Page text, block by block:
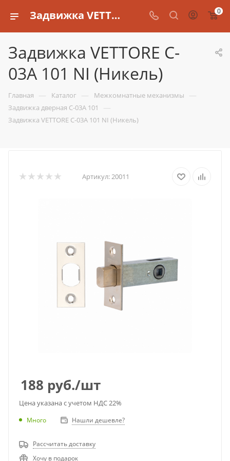
Задвижка VETTORE C-03A 101 NI (Никель) 0
Задвижка VETTORE C-
03A 101 NI (Никель)
Главная — Каталог — Межкомнатные механизмы —
Задвижка дверная C-03A 101 —
Задвижка VETTORE C-03A 101 NI (Никель)
Артикул:20011
188 руб./шт
Цена указана с учетом НДС 22%
Много Нашли дешевле?
Рассчитать доставку
Хочу в подарок